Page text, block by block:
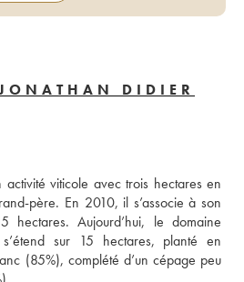
DIDIER
activité viticole avec trois hectares en
père. En 2010, il s’associe à son
hectares. Aujourd’hui, le domaine
sur 15 hectares, planté en
(85%), complété d’un cépage peu